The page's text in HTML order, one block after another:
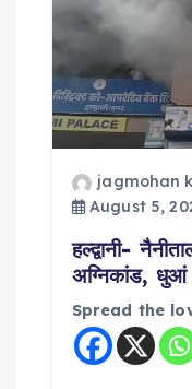
a
t
jagmohan
August 5,
हल्द्वानी-
अग्निकांड,
Spread the